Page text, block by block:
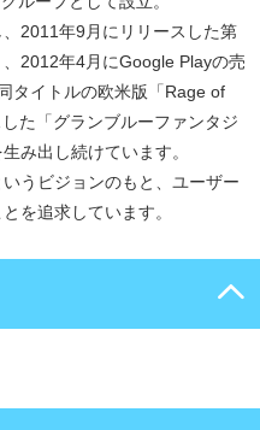
2011年9月にリリースした第
2012年4月にGoogle Playの売
タイトルの欧米版「Rage of
た「グランブルーファンタジ
み出し続けています。
うビジョンのもと、ユーザー
を追求しています。